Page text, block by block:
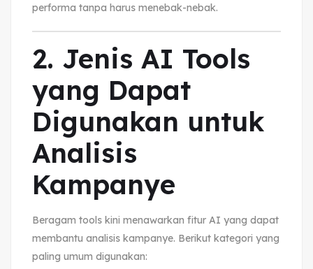
performa tanpa harus menebak-nebak.
2. Jenis AI Tools
yang Dapat
Digunakan untuk
Analisis
Kampanye
Beragam tools kini menawarkan fitur AI yang dapat
membantu analisis kampanye. Berikut kategori yang
paling umum digunakan: